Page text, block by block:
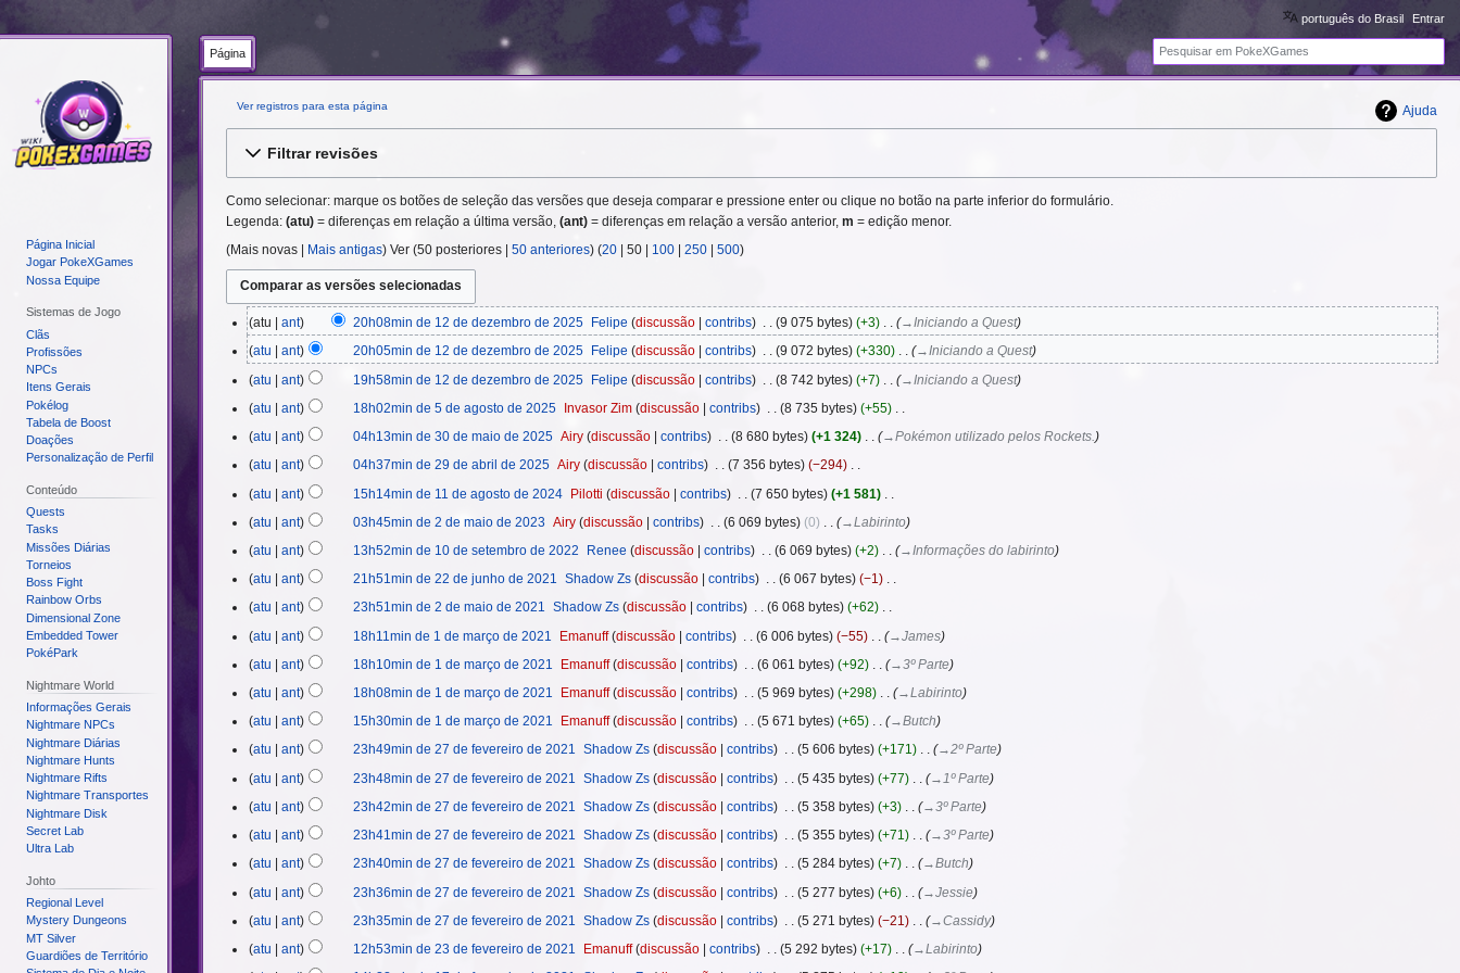
Ajuda
Ver registros para esta página
para
navegação
para
pesquisar
Filtrar revisões
Como selecionar: marque os botões de seleção das versões que deseja comparar e pressione enter ou clique no botão na parte inferior do formulário.
Legenda: (atu) = diferenças em relação a última versão, (ant) = diferenças em relação a versão anterior, m = edição menor.
(Mais novas | Mais antigas) Ver (50 posteriores | 50 anteriores) (20 | 50 | 100 | 250 | 500)
12
dezembro
de
2025
atu ant 20h08min de 12 de dezembro de 2025‎ Felipe discussão contribs 9 075 bytes +3 ‎
→‎Iniciando a Quest
atu
ant 20h05min de 12 de dezembro de 2025‎ Felipe discussão contribs 9 072 bytes +330 ‎
→‎Iniciando a Quest
atu
ant 19h58min de 12 de dezembro de 2025‎ Felipe discussão contribs 8 742 bytes +7 ‎
→‎Iniciando a Quest
agosto
de
2025
atu ant 18h02min de 5 de agosto de 2025‎ Invasor Zim discussão contribs 8 735 bytes +55 ‎
S
e
m
r
s
u
m
d
e
d
i
ç
o
30
maio
de
2025
atu ant 04h13min de 30 de maio de 2025‎ Airy discussão contribs 8 680 bytes +1 324 ‎
→‎Pokémon utilizado pelos Rockets.
29
abril
de
2025
atu ant 04h37min de 29 de abril de 2025‎ Airy discussão contribs 7 356 bytes −294 ‎
e
m
r
s
u
m
d
e
d
i
ç
o
11
agosto
de
2024
atu ant 15h14min de 11 de agosto de 2024‎ Pilotti discussão contribs 7 650 bytes +1 581 ‎
e
m
r
s
u
m
d
e
d
i
ç
o
maio
de
2023
atu ant 03h45min de 2 de maio de 2023 Airy discussão contribs 6 069 bytes 0
→‎Labirinto
10
setembro
de
2022
atu ant 13h52min de 10 de setembro de 2022 Renee discussão contribs 6 069 bytes +2 ‎
→‎Informações do labirinto
22
junho
de
2021
atu ant 21h51min de 22 de junho de 2021 Shadow Zs discussão contribs 6 067 bytes −1 ‎
S
m
r
s
u
m
d
e
d
i
ç
o
maio
de
2021
atu ant 23h51min de 2 de maio de 2021 Shadow Zs discussão contribs 6 068 bytes +62 ‎
e
m
r
s
u
m
d
e
d
i
ç
o
março
de
2021
atu ant 18h11min de 1 de março de 2021 Emanuff discussão contribs 6 006 bytes −55 ‎
→‎James
atu
ant 18h10min de 1 de março de 2021 Emanuff discussão contribs 6 061 bytes +92 ‎
→‎3º Parte
atu
ant 18h08min de 1 de março de 2021 Emanuff discussão contribs 5 969 bytes +298 ‎
→‎Labirinto
atu
ant 15h30min de 1 de março de 2021 Emanuff discussão contribs 5 671 bytes +65 ‎
→‎Butch
27
fevereiro
de
2021
atu ant 23h49min de 27 de fevereiro de 2021 Shadow Zs discussão contribs 5 606 bytes +171 ‎
→‎2º Parte
atu
ant 23h48min de 27 de fevereiro de 2021 Shadow Zs discussão contribs 5 435 bytes +77 ‎
→‎1º Parte
atu
ant 23h42min de 27 de fevereiro de 2021 Shadow Zs discussão contribs 5 358 bytes +3 ‎
→‎3º Parte
atu
ant 23h41min de 27 de fevereiro de 2021 Shadow Zs discussão contribs 5 355 bytes +71 ‎
→‎3º Parte
atu
ant 23h40min de 27 de fevereiro de 2021 Shadow Zs discussão contribs 5 284 bytes +7 ‎
→‎Butch
atu
ant 23h36min de 27 de fevereiro de 2021 Shadow Zs discussão contribs 5 277 bytes +6 ‎
→‎Jessie
atu
ant 23h35min de 27 de fevereiro de 2021 Shadow Zs discussão contribs 5 271 bytes −21 ‎
→‎Cassidy
23
atu ant 12h53min de 23 de fevereiro de 2021 Emanuff discussão contribs 5 292 bytes +17 ‎
→‎Labirinto
português do Brasil Entrar
Página Pesquisa
Página Inicial
Jogar PokeXGames
Nossa Equipe
Sistemas de Jogo
Clãs
Profissões
NPCs
Itens Gerais
Pokélog
Tabela de Boost
Doações
Personalização de Perfil
Conteúdo
Quests
Tasks
Missões Diárias
Torneios
Boss Fight
Rainbow Orbs
Dimensional Zone
Embedded Tower
PokéPark
Nightmare World
Informações Gerais
Nightmare NPCs
Nightmare Diárias
Nightmare Hunts
Nightmare Rifts
Nightmare Transportes
Nightmare Disk
Secret Lab
Ultra Lab
Johto
Regional Level
Mystery Dungeons
MT Silver
Guardiões de Território